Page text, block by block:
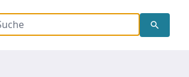
Schlagwort,